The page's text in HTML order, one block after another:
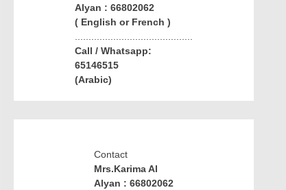
Alyan : 66802062
( English or French )
...........................................
Call / Whatsapp:
65146515
(Arabic)
Contact
Mrs.Karima Al
Alyan : 66802062